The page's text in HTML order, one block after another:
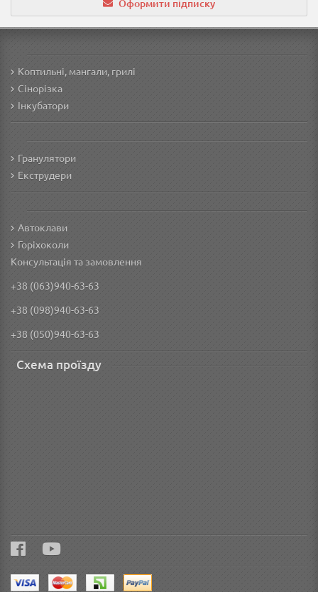
Оформити підписку
Коптильні, мангали, грилі
Сінорізка
Інкубатори
Гранулятори
Екструдери
Автоклави
Горіхоколи
Консультація та замовлення
+38 (063)940-63-63
+38 (098)940-63-63
+38 (050)940-63-63
Схема проїзду